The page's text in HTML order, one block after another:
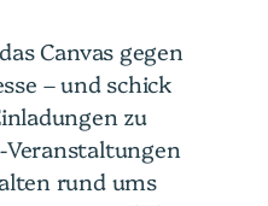
Canvas gegen
– und schick
zu
Veranstaltungen
rund ums